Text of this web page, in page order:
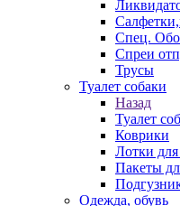
Спец.
Спреи
Трусы
Туалет собаки
Назад
Туалет
Коврики
Лотки для
Пакеты
Одежда, обувь